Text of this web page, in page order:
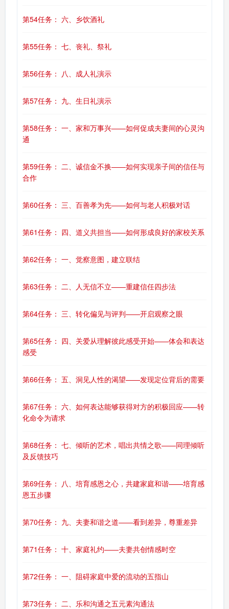
第54任务： 六、乡饮酒礼
第55任务： 七、丧礼、祭礼
第56任务： 八、成人礼演示
第57任务： 九、生日礼演示
第58任务： 一、家和万事兴——如何促成夫妻间的心灵沟
通
第59任务： 二、诚信金不换——如何实现亲子间的信任与
合作
第60任务： 三、百善孝为先——如何与老人积极对话
第61任务： 四、道义共担当——如何形成良好的家校关系
第62任务： 一、觉察意图，建立联结
第63任务： 二、人无信不立——重建信任四步法
第64任务： 三、转化偏见与评判——开启观察之眼
第65任务： 四、关爱从理解彼此感受开始——体会和表达
感受
第66任务： 五、洞见人性的渴望——发现定位背后的需要
第67任务： 六、如何表达能够获得对方的积极回应——转
化命令为请求
第68任务： 七、倾听的艺术，唱出共情之歌——同理倾听
及反馈技巧
第69任务： 八、培育感恩之心，共建家庭和谐——培育感
恩五步骤
第70任务： 九、夫妻和谐之道——看到差异，尊重差异
第71任务： 十、家庭礼约——夫妻共创情感时空
第72任务： 一、阻碍家庭中爱的流动的五指山
第73任务： 二、乐和沟通之五元素沟通法